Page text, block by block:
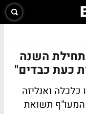
השנה
כעת כבדים"
ואנליזה
תשואת